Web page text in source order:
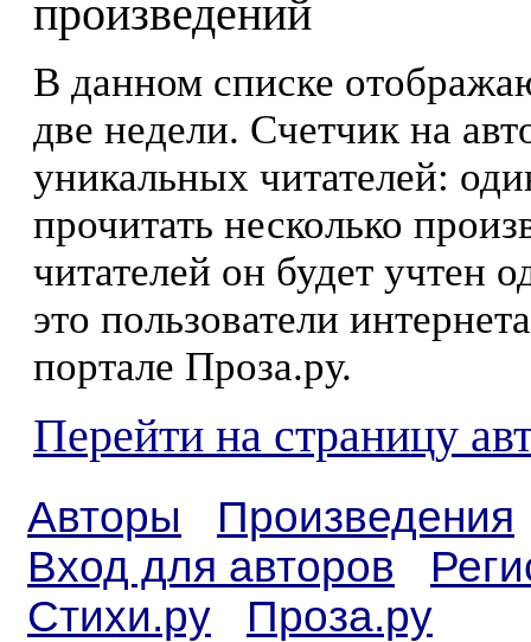
произведений
В данном списке
две недели. Счетчик на
уникальных читателей:
прочитать несколько
читателей он будет учтен
это пользователи
портале Проза.ру.
Перейти на страницу
Авторы
Произведения
Вход для авторов
Стихи.ру
Проза.ру